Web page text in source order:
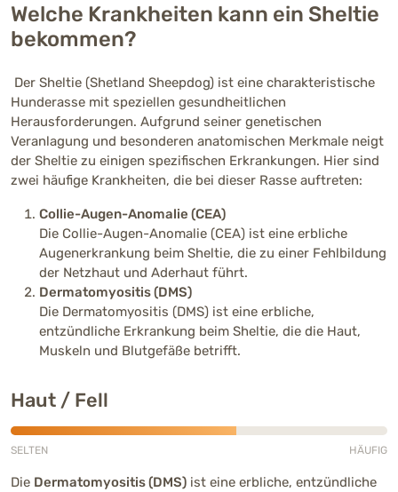
Richtpreis (Züchter)
Welche Krankheiten kann ein Sheltie
bekommen?
Der Sheltie (Shetland Sheepdog) ist eine charakteristische
Hunderasse mit speziellen gesundheitlichen
Herausforderungen. Aufgrund seiner genetischen
Veranlagung und besonderen anatomischen Merkmale neigt
der Sheltie zu einigen spezifischen Erkrankungen. Hier sind
zwei häufige Krankheiten, die bei dieser Rasse auftreten:
Collie-Augen-Anomalie (CEA)
Die Collie-Augen-Anomalie (CEA) ist eine erbliche
Augenerkrankung beim Sheltie, die zu einer Fehlbildung
der Netzhaut und Aderhaut führt.
Dermatomyositis (DMS)
Die Dermatomyositis (DMS) ist eine erbliche,
entzündliche Erkrankung beim Sheltie, die die Haut,
Muskeln und Blutgefäße betrifft.
Haut / Fell
SELTEN HÄUFIG
Die Dermatomyositis (DMS) ist eine erbliche, entzündliche